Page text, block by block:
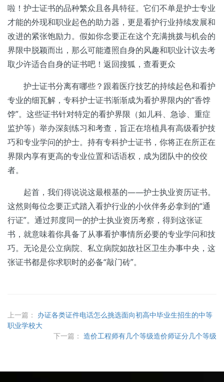
啦！护士证书的品种繁众且各具特征。它们不单是护士专业
才能的外现和职业起色的助力器，更是看护行业持续发展和
改进的紧张饱励力。假如你念要正在这个充满挑拨与机会的
界限中脱颖而出，那么可能遵照自身的风趣和职业计议去考
取少许适合自身的证书吧！返回搜狐，查看更众
护士证书分离有哪些？跟着医疗技艺的持续起色和看护
专业的细瓦解，专科护士证书渐渐成为看护界限内的“香饽
饽”。这些证书针对特定的看护界限（如儿科、急诊、重症
监护等）举办深刻练习和考查，旨正在培植具有高级看护技
巧和专业学问的护士。持有专科护士证书，你将正在所正在
界限内享有更高的专业位置和话语权，成为团队中的佼佼
者。
起首，我们得说说这最根基的——护士执业资历证书。
这然则每位念要正式踏入看护行业的小伙伴务必拿到的“通
行证”。通过邦度同一的护士执业资历考察，得到这张证
书，就意味着你具备了从事看护事情所必要的专业学问和技
巧。无论是公立病院、私立病院如故社区卫生办事中央，这
张证书都是你求职时的必备“敲门砖”。
上一篇：
办证各类证件电话怎么挑选面向初高中毕业生招生的中等
职业学校大
下一篇： 造价工程师有几个等级造价师证分几个等级